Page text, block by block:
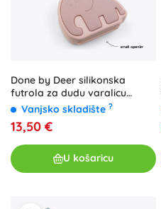
Done by Deer silikonska
futrola za dudu varalicu
Elphee ružičasta
Vanjsko skladište ?
13,50 €
U košaricu